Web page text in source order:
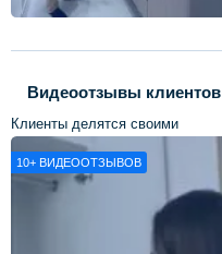
Видеоотзывы клиентов
Клиенты делятся своими
впечатлениями о нашей работе
10+ ВИДЕООТЗЫВОВ